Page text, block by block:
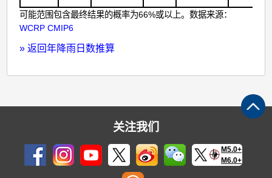
可能范围包含最终结果的概率为66%或以上。数据来源：
WCRP CMIP6
» 返回年降雨日数推算
关注我们
M5.0+
M6.0+